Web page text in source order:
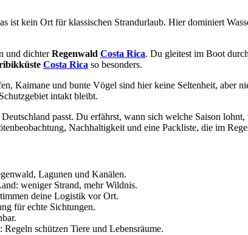
ist kein Ort für klassischen Strandurlaub. Hier dominiert
und dichterRegenwald Costa Rica. Du gleitest im Boot
Costa Rica so besonders.
Kaimane und bunte Vögel sind hier keine Seltenheit, aber
intakt bleibt.
passt. Du erfährst, wann sich welche Saison
Nachhaltigkeit und eine Packliste, die im
Lagunen und Kanälen.
weniger Strand, mehr Wildnis.
deine Logistik vor Ort.
für echte Sichtungen.
Regeln schützen Tiere und Lebensräume.